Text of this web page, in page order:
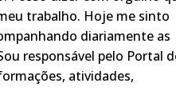
trabalho. Hoje me sinto
diariamente as
responsável pelo Portal
atividades,